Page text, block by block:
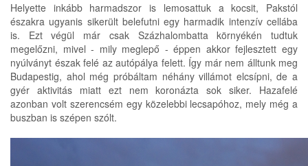
Helyette inkább harmadszor is lemosattuk a kocsit, Pakstól
északra ugyanis sikerült belefutni egy harmadik intenzív cellába
is. Ezt végül már csak Százhalombatta környékén tudtuk
megelőzni, mivel - mily meglepő - éppen akkor fejlesztett egy
nyúlványt észak felé az autópálya felett. Így már nem álltunk meg
Budapestig, ahol még próbáltam néhány villámot elcsípni, de a
gyér aktivitás miatt ezt nem koronázta sok siker. Hazafelé
azonban volt szerencsém egy közelebbi lecsapóhoz, mely még a
buszban is szépen szólt.